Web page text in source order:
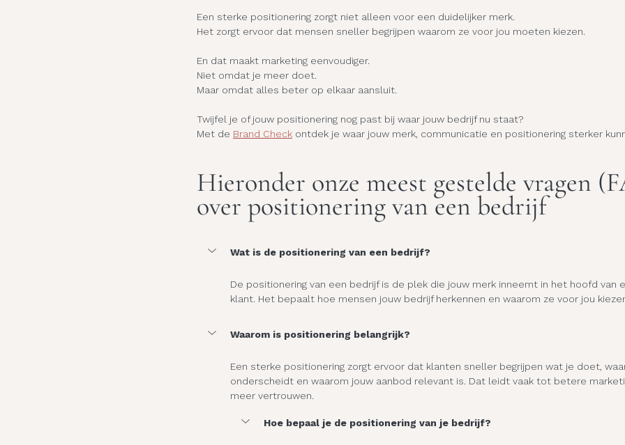
Een sterke positionering zorgt niet alleen voor een duidelijker merk.
Het zorgt ervoor dat mensen sneller begrijpen waarom ze voor jou moeten kiezen.
En dat maakt marketing eenvoudiger.
Niet omdat je meer doet.
Maar omdat alles beter op elkaar aansluit.
Twijfel je of jouw positionering nog past bij waar jouw bedrijf nu staat?
Met de Brand Check ontdek je waar jouw merk, communicatie en positionering sterker
Hieronder onze meest gestelde vragen
over positionering van een bedrijf
Wat is de positionering van een bedrijf?
De positionering van een bedrijf is de plek die jouw merk inneemt in het hoofd van
klant. Het bepaalt hoe mensen jouw bedrijf herkennen en waarom ze voor jou
Waarom is positionering belangrijk?
Een sterke positionering zorgt ervoor dat klanten sneller begrijpen wat je doet,
onderscheidt en waarom jouw aanbod relevant is. Dat leidt vaak tot betere
meer vertrouwen.
Hoe bepaal je de positionering van je bedrijf?